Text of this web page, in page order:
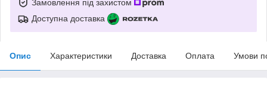
Замовлення під захистом
Доступна доставка
Опис Характеристики Доставка Оплата Умови